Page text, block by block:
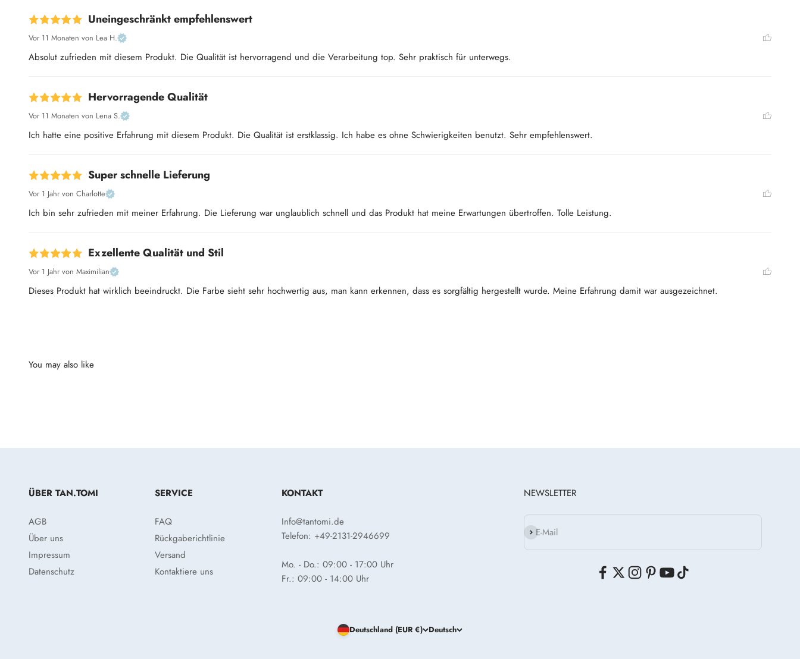
Uneingeschränkt empfehlenswert
Vor 11 Monaten von Lea H.
Absolut zufrieden mit diesem Produkt. Die Qualität ist hervorragend und die Verarbeitung top. Sehr praktisch für unterwegs.
Hervorragende Qualität
Vor 11 Monaten von Lena S.
Ich hatte eine positive Erfahrung mit diesem Produkt. Die Qualität ist erstklassig. Ich habe es ohne Schwierigkeiten benutzt. Sehr empfehlenswert.
Super schnelle Lieferung
Vor 1 Jahr von Charlotte
Ich bin sehr zufrieden mit meiner Erfahrung. Die Lieferung war unglaublich schnell und das Produkt hat meine Erwartungen übertroffen. Tolle Leistung.
Exzellente Qualität und Stil
Vor 1 Jahr von Maximilian
Dieses Produkt hat wirklich beeindruckt. Die Farbe sieht sehr hochwertig aus, man kann erkennen, dass es sorgfältig hergestellt wurde. Meine Erfahrung damit war ausgezeichnet.
ÜBER TAN.TOMI
AGB
Über uns
Impressum
Datenschutz
SERVICE
FAQ
Rückgaberichtlinie
Versand
Kontaktiere uns
KONTAKT
Info@tantomi.de
Telefon: +49-2131-2946699
Mo. - Do.: 09:00 - 17:00 Uhr
Fr.: 09:00 - 14:00 Uhr
NEWSLETTER
E-Mail
Abonnieren
Deutschland (EUR €) Deutsch